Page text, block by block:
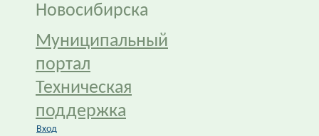
Новосибирска
Муниципальный
портал
Техническая
поддержка
Вход